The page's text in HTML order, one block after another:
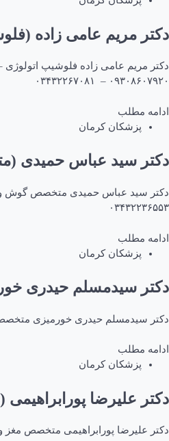
دکتر مریم عامی زاده
۰۹۳۰۸۶۰۷۹۲۰ – ۰۳۴۳۲۲۶۷۰۸۱
ادامه مطلب
پزشکان کرمان
دکتر سید عباس حمیدی
۰۳۴۳۲۲۳۶۵۵۳
ادامه مطلب
پزشکان کرمان
دکتر سیدمسلم حیدری
دکتر سیدمسلم حیدری خورمیزی متخصص مغز و اعصاب (نورولوژی) متخصص شماره
ادامه مطلب
پزشکان کرمان
دکتر علیرضا
دکتر علیرضا پورابراهیمی متخصص مغز و اعصاب (نورولوژی) متخصص